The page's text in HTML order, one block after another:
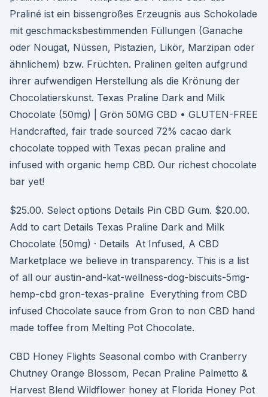
Praliné ist ein bissengroßes Erzeugnis aus Schokolade
mit geschmacksbestimmenden Füllungen (Ganache
oder Nougat, Nüssen, Pistazien, Likör, Marzipan oder
ähnlichem) bzw. Früchten. Pralinen gelten aufgrund
ihrer aufwendigen Herstellung als die Krönung der
Chocolatierskunst. Texas Praline Dark and Milk
Chocolate (50mg) | Grön 50MG CBD • GLUTEN-FREE
Handcrafted, fair trade sourced 72% cacao dark
chocolate topped with Texas pecan praline and
infused with organic hemp CBD. Our richest chocolate
bar yet!
$25.00. Select options Details Pin CBD Gum. $20.00.
Add to cart Details Texas Praline Dark and Milk
Chocolate (50mg) · Details At Infused, A CBD
Marketplace we believe in transparency. This is a list
of all our austin-and-kat-wellness-dog-biscuits-5mg-
hemp-cbd gron-texas-praline Everything from CBD
infused Chocolate sauce from Gron to non CBD hand
made toffee from Melting Pot Chocolate.
CBD Honey Flights Seasonal combo with Cranberry
Chutney Orange Blossom, Pecan Praline Palmetto &
Harvest Blend Wildflower honey at Florida Honey Pot